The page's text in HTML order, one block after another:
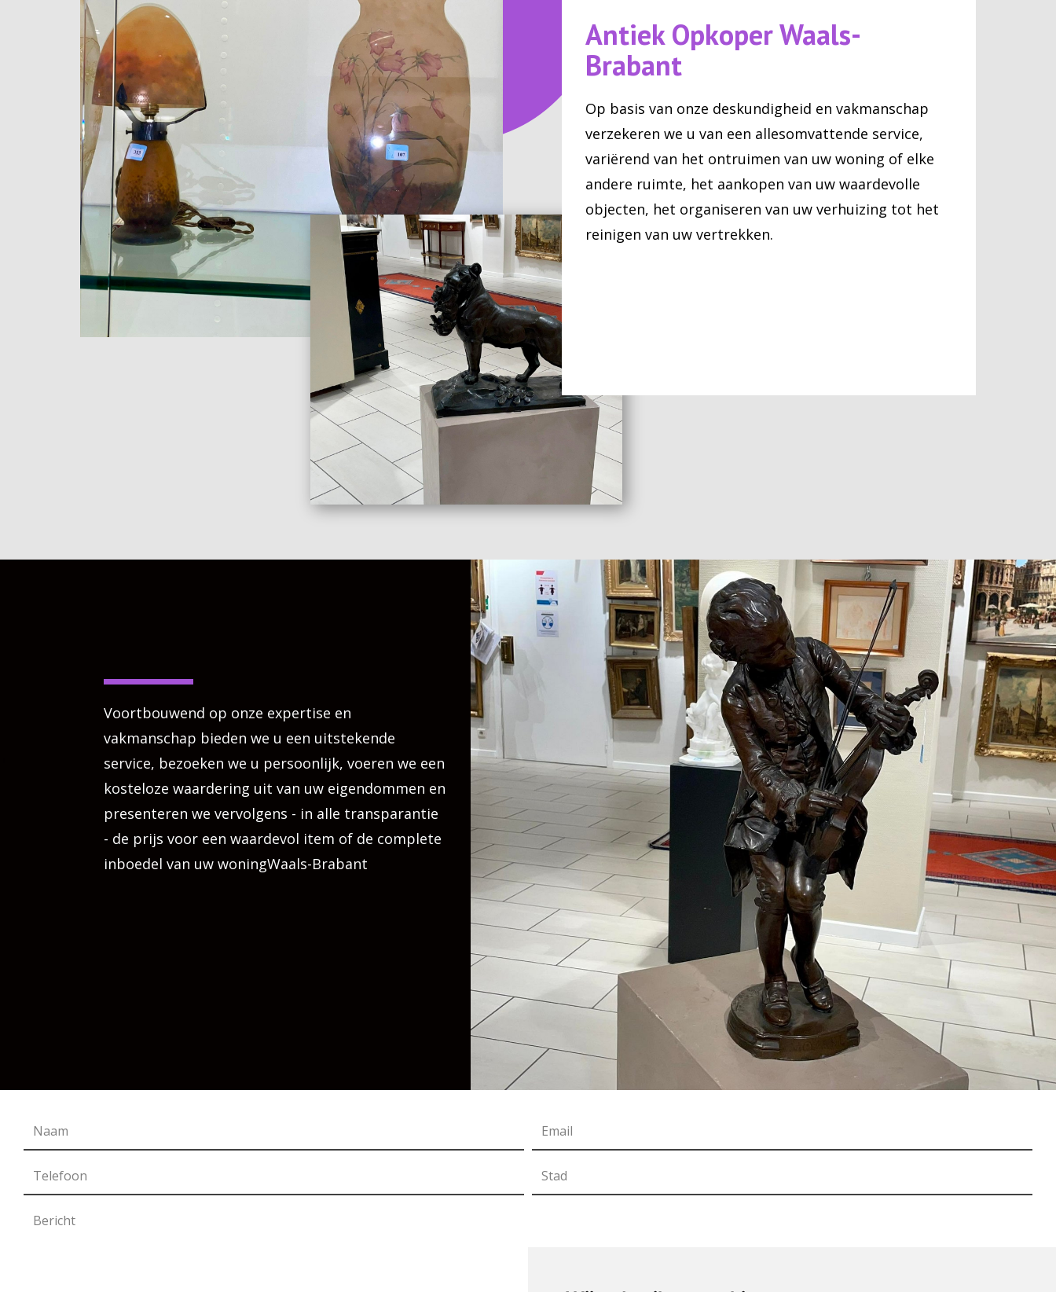
Antiek Opkoper Waals-
Brabant
Op basis van onze deskundigheid en vakmanschap
verzekeren we u van een allesomvattende service,
variërend van het ontruimen van uw woning of elke
andere ruimte, het aankopen van uw waardevolle
objecten, het organiseren van uw verhuizing tot het
reinigen van uw vertrekken.
Voortbouwend op onze expertise en
vakmanschap bieden we u een uitstekende
service, bezoeken we u persoonlijk, voeren we een
kosteloze waardering uit van uw eigendommen en
presenteren we vervolgens - in alle transparantie
- de prijs voor een waardevol item of de complete
inboedel van uw woningWaals-Brabant